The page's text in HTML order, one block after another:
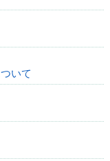
いて